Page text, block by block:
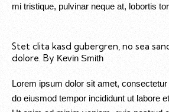
mi tristique, pulvinar neque at, lobortis
Stet clita kasd gubergren, no sea
dolore. By Kevin Smith
Lorem ipsum dolor sit amet,
do eiusmod tempor incididunt ut labore